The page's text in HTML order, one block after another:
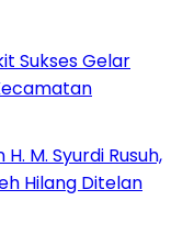
Sukses Gelar
M. Syurdi Rusuh,
Hilang Ditelan